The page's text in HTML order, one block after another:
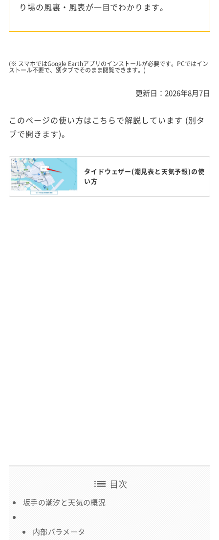
り場の風裏・風表が一目でわかります。
(※ スマホではGoogle Earthアプリのインストールが必要です。PCではイン
ストール不要で、別タブでそのまま閲覧できます。)
更新日：2026年8月7日
このページの使い方はこちらで解説しています (別タ
ブで開きます)。
タイドウェザー(潮見表と天気予報)の使
い方
list 目次
坂手の潮汐と天気の概況
内部パラメータ